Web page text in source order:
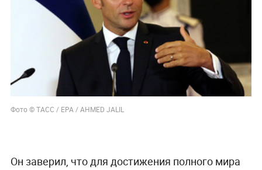
Фото © ТАСС / EPA / AHMED JALIL
Он заверил, что для достижения полного мира